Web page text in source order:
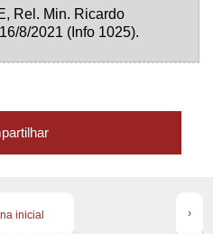
Rel. Min. Ricardo
8/2021 (Info 1025).
›
inicial